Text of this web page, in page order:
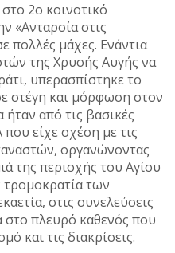
στο 2ο κοινοτικό
«Ανταρσία στις
πολλές μάχες. Ενάντια
της Χρυσής Αυγής να
υπερασπίστηκε το
στέγη και μόρφωση στον
από τις βασικές
είχε σχέση με τις
οργανώνοντας
της περιοχής του Αγίου
τρομοκρατία των
στις συνελεύσεις
στο πλευρό καθενός που
και τις διακρίσεις.